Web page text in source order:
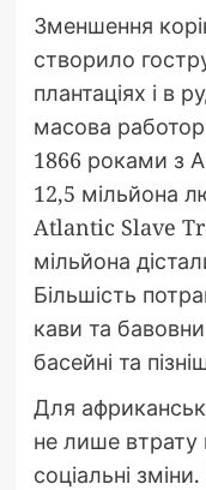
Зменшення
створило
плантаціях і в
масова
1866 роками з
12,5 мільйона
Atlantic Slave
мільйона
Більшість
кави та
басейні та
Для
не лише втрату
соціальні